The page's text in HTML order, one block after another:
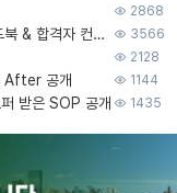
2868
[무료] 2026 미국 대학원 유학 스타터팩 - 가이드북 & 합격자 컨택메일 템플릿 3566
2128
After 공개 1144
받은 SOP 공개 1435